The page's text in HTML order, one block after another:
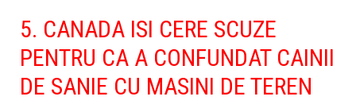
5. CANADA ISI CERE SCUZE
PENTRU CA A CONFUNDAT CAINII
DE SANIE CU MASINI DE TEREN